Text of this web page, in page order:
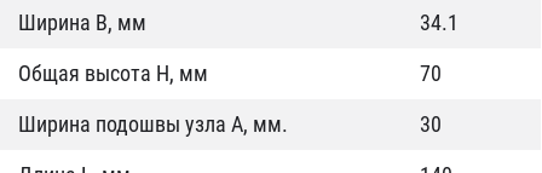
Ширина B, мм
34.1
Общая высота H, мм
70
Ширина подошвы узла А, мм.
30